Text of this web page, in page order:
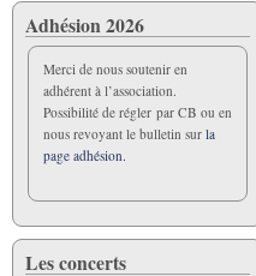
Adhésion 2026
Merci de nous soutenir en
adhérent à l’association.
Possibilité de régler par CB ou en
nous revoyant le bulletin sur la
page adhésion.
Les concerts